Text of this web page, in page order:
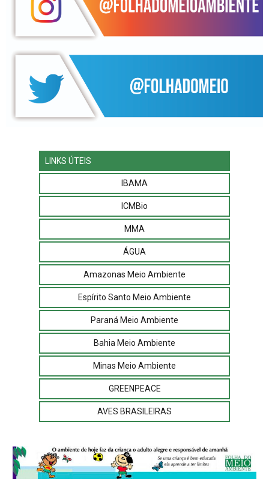
LINKS ÚTEIS
IBAMA
ICMBio
MMA
ÁGUA
Amazonas Meio Ambiente
Espírito Santo Meio Ambiente
Paraná Meio Ambiente
Bahia Meio Ambiente
Minas Meio Ambiente
GREENPEACE
AVES BRASILEIRAS